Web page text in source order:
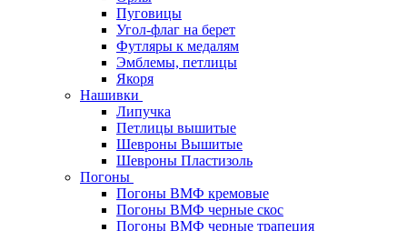
Пуговицы
Угол-флаг на берет
Футляры к медалям
Эмблемы, петлицы
Якоря
Нашивки
Липучка
Петлицы вышитые
Шевроны Вышитые
Шевроны Пластизоль
Погоны
Погоны ВМФ кремовые
Погоны ВМФ черные скос
Погоны ВМФ черные трапеция